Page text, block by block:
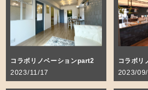
に対応するアフターサービスや付加サー
き、お客様に寄り添った住まいづくりを
コラボリノベーションpart2
2023/11/17
コラボリ
2023/